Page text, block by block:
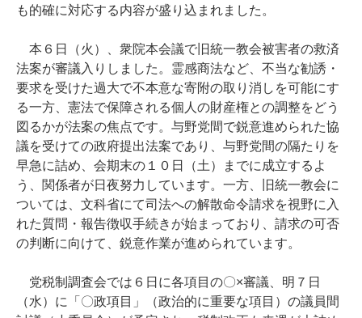
も的確に対応する内容が盛り込まれました。
本６日（火）、衆院本会議で旧統一教会被害者の救済
法案が審議入りしました。霊感商法など、不当な勧誘・
要求を受けた過大で不本意な寄附の取り消しを可能にす
る一方、憲法で保障される個人の財産権との調整をどう
図るかが法案の焦点です。与野党間で鋭意進められた協
議を受けての政府提出法案であり、与野党間の隔たりを
早急に詰め、会期末の１０日（土）までに成立するよ
う、関係者が日夜努力しています。一方、旧統一教会に
ついては、文科省にて司法への解散命令請求を視野に入
れた質問・報告徴収手続きが始まっており、請求の可否
の判断に向けて、鋭意作業が進められています。
党税制調査会では６日に各項目の〇×審議、明７日
（水）に「〇政項目」（政治的に重要な項目）の議員間